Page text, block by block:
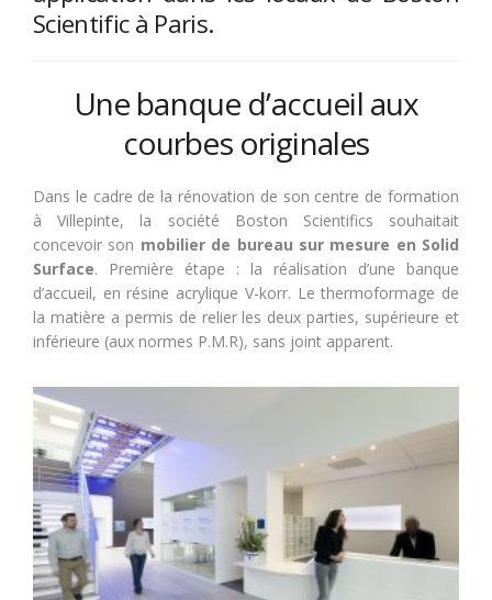
Scientific à Paris.
Une banque d’accueil aux
courbes originales
Dans le cadre de la rénovation de son centre de formation
à Villepinte, la société Boston Scientifics souhaitait
concevoir son mobilier de bureau sur mesure en Solid
Surface. Première étape : la réalisation d’une banque
d’accueil, en résine acrylique V-korr. Le thermoformage de
la matière a permis de relier les deux parties, supérieure et
inférieure (aux normes P.M.R), sans joint apparent.